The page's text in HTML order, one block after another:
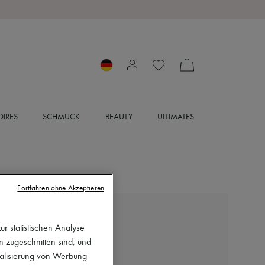
SCHMUCK BEAUTY ULTIMATES
Jeansjacke
372 €
statistischen Analyse
zugeschnitten sind, und
von Werbung
Fortfahren ohne Akzeptieren